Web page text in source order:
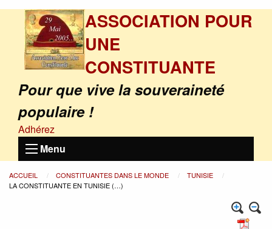
ASSOCIATION POUR
UNE
CONSTITUANTE
Pour que vive la souveraineté
populaire !
Adhérez
Menu
ACCUEIL CONSTITUANTES DANS LE MONDE
TUNISIE
LA CONSTITUANTE EN TUNISIE (…)